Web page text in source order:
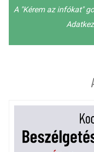
A "Kérem az infókat"